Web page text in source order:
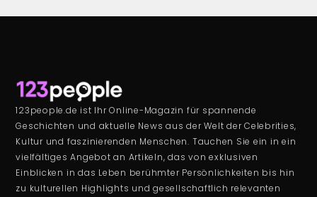
123people.de ist Ihr Online-Magazin für spannende
Geschichten und aktuelle News aus der Welt der Celebrities,
Kultur und faszinierenden Menschen. Tauchen Sie ein in ein
vielfältiges Angebot an Artikeln, das von exklusiven
Einblicken in das Leben berühmter Persönlichkeiten bis hin
zu kulturellen Highlights und gesellschaftlich relevanten